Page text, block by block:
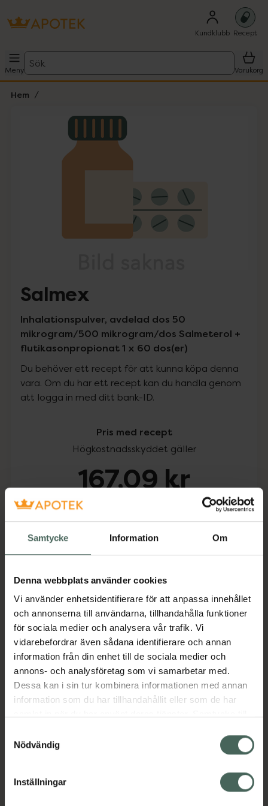
Samtycke Information Om
Denna webbplats använder cookies
Vi använder enhetsidentifierare för att anpassa innehållet
och annonserna till användarna, tillhandahålla funktioner
för sociala medier och analysera vår trafik. Vi
vidarebefordrar även sådana identifierare och annan
information från din enhet till de sociala medier och
annons- och analysföretag som vi samarbetar med.
Dessa kan i sin tur kombinera informationen med annan
information som du har tillhandahållit eller som de har
återkalla ditt samtycke via webbplatsens
cookieinställningar. Ett återkallat samtycke påverkar inte
lagligheten av behandling som skett innan återkallelsen.
Nödvändig
Inställningar
Kundklubb Recept
Meny
Sök
Varukorg
Hem
Lista: . Innehåller 1 objekt.
Salmex
Inhalationspulver, avdelad dos 50
mikrogram/500 mikrogram/dos Salmeterol +
flutikasonpropionat 1 x 60 dos(er)
Du behöver ett recept för att kunna köpa denna
vara. Om du har ett recept kan du handla genom
att logga in med ditt bank-ID.
Pris med recept
Högkostnadsskyddet gäller
167,09 kr
Köp via ditt recept
Aktuella erbjudanden
Beskrivning Dölj
Läs alltid bipacksedeln innan
användning.
EAN:
07046260294196
Bipacksedel från FASS Visa